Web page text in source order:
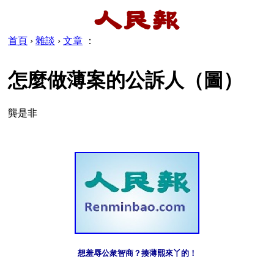
首頁 › 雜談 › 文章 ：
怎麼做薄案的公訴人（圖）
龔是非
想羞辱公衆智商？揍薄熙來丫的！